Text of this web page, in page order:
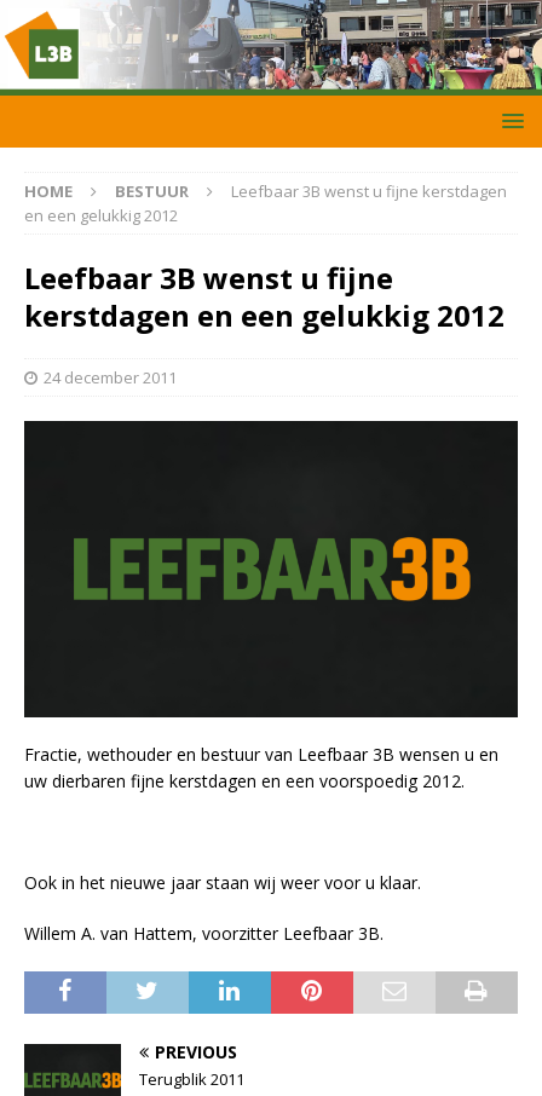
HOME BESTUUR
Leefbaar 3B wenst u fijne kerstdagen
en een gelukkig 2012
Leefbaar 3B wenst u fijne
kerstdagen en een gelukkig 2012
24 december 2011
Fractie, wethouder en bestuur van Leefbaar 3B wensen u en
uw dierbaren fijne kerstdagen en een voorspoedig 2012.
Ook in het nieuwe jaar staan wij weer voor u klaar.
Willem A. van Hattem, voorzitter Leefbaar 3B.
PREVIOUS
Terugblik 2011